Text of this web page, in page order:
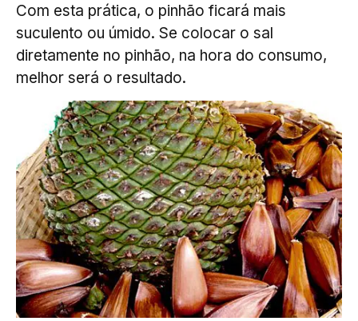
Com esta prática, o pinhão ficará mais
suculento ou úmido. Se colocar o sal
diretamente no pinhão, na hora do consumo,
melhor será o resultado.